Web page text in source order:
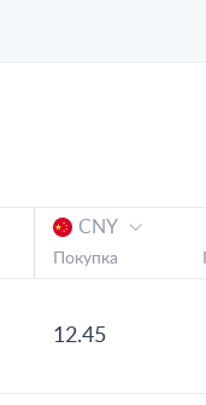
CNY
Покупка
12.45